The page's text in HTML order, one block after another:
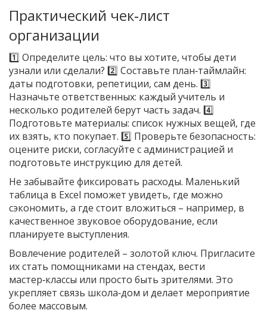
Практический чек‑лист
организации
1️⃣ Определите цель: что вы хотите, чтобы дети
узнали или сделали? 2️⃣ Составьте план‑таймлайн:
даты подготовки, репетиции, сам день. 3️⃣
Назначьте ответственных: каждый учитель и
несколько родителей берут часть задач. 4️⃣
Подготовьте материалы: список нужных вещей, где
их взять, кто покупает. 5️⃣ Проверьте безопасность:
оцените риски, согласуйте с администрацией и
подготовьте инструкцию для детей.
Не забывайте фиксировать расходы. Маленький
таблица в Excel поможет увидеть, где можно
сэкономить, а где стоит вложиться – например, в
качественное звуковое оборудование, если
планируете выступления.
Вовлечение родителей – золотой ключ. Пригласите
их стать помощниками на стендах, вести
мастер‑классы или просто быть зрителями. Это
укрепляет связь школа‑дом и делает мероприятие
более массовым.